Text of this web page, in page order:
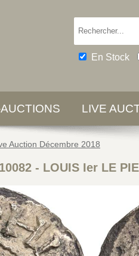
En Stock
LIVE
Auction Décembre 2018
- LOUIS Ier LE